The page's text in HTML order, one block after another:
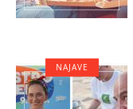
NAJAVE